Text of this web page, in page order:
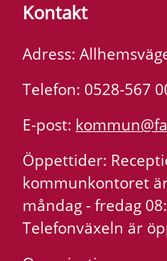
Kontakt
Adress:
Telefon: 0528-567
E-post:
Öppettider:
kommunkontoret
måndag - fredag
Telefonväxeln är